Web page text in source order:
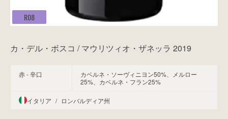
R08
カ・デル・ボスコ / マウリツィオ・ザネッラ 2019
赤 - 辛口
カベルネ・ソーヴィニヨン50%、メルロー
25%、カベルネ・フラン25%
イタリア / ロンバルディア州